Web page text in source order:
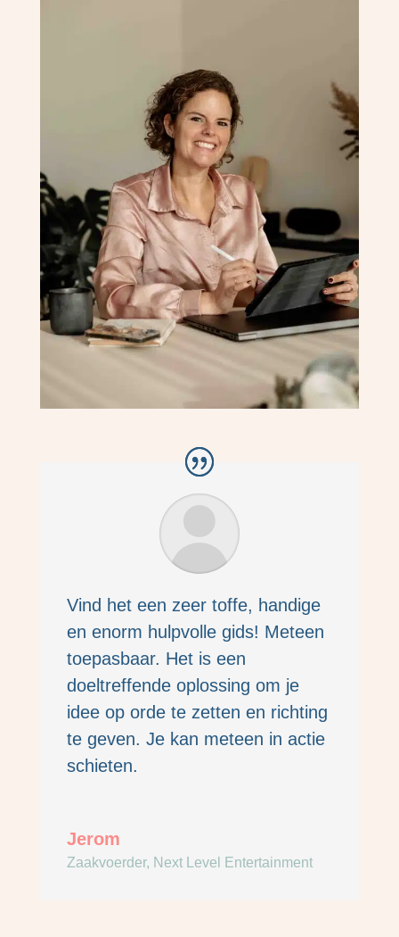
Vind het een zeer toffe, handige
en enorm hulpvolle gids! Meteen
toepasbaar. Het is een
doeltreffende oplossing om je
idee op orde te zetten en richting
te geven. Je kan meteen in actie
schieten.
Jerom
Zaakvoerder, Next Level Entertainment